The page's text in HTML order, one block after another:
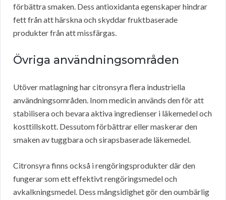
förbättra smaken. Dess antioxidanta egenskaper hindrar
fett från att härskna och skyddar fruktbaserade
produkter från att missfärgas.
Övriga användningsområden
Utöver matlagning har citronsyra flera industriella
användningsområden. Inom medicin används den för att
stabilisera och bevara aktiva ingredienser i läkemedel och
kosttillskott. Dessutom förbättrar eller maskerar den
smaken av tuggbara och sirapsbaserade läkemedel.
Citronsyra finns också i rengöringsprodukter där den
fungerar som ett effektivt rengöringsmedel och
avkalkningsmedel. Dess mångsidighet gör den oumbärlig